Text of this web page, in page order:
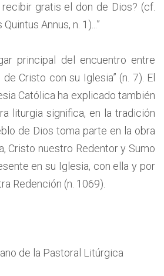
gratis el don de Dios? (cf.
Annus, n. 1)...”
principal del encuentro entre
Cristo con su Iglesia” (n. 7). El
Católica ha explicado también
liturgia significa, en la tradición
de Dios toma parte en la obra
Cristo nuestro Redentor y Sumo
en su Iglesia, con ella y por
Redención (n. 1069).
de la Pastoral Litúrgica